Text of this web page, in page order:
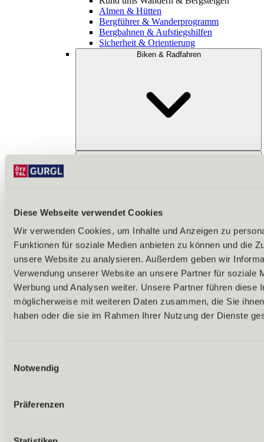
Diese Webseite verwendet Cookies
Wir verwenden Cookies, um Inhalte und Anzeigen zu
Funktionen für soziale Medien anbieten zu können und die
unsere Website zu analysieren. Außerdem geben wir
Verwendung unserer Website an unsere Partner für soziale
Werbung und Analysen weiter. Unsere Partner führen diese
möglicherweise mit weiteren Daten zusammen, die Sie
haben oder die sie im Rahmen Ihrer Nutzung der Dienste
Notwendig
Präferenzen
Almen & Hütten
Bergführer & Wanderprogramm
Bergbahnen & Aufstiegshilfen
Sicherheit & Orientierung
Biken & Radfahren